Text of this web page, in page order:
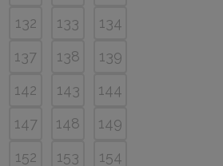
132 133
134
137 138
139
142 143
144
147 148
149
152 153
154